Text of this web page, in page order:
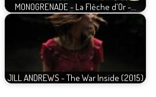
MONOGRENADE - La Flèche d'Or -…
JILL ANDREWS - The War Inside (2015)